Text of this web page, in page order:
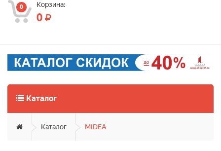
0 Корзина:
0
Каталог
Каталог MIDEA